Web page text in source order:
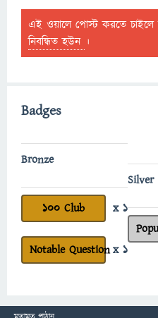
এই ওয়ালে পোস্ট করতে
নিবন্ধিত হউন ।
Badges
Bronze
100 Club x 1
Notable Questionx 1
Silver